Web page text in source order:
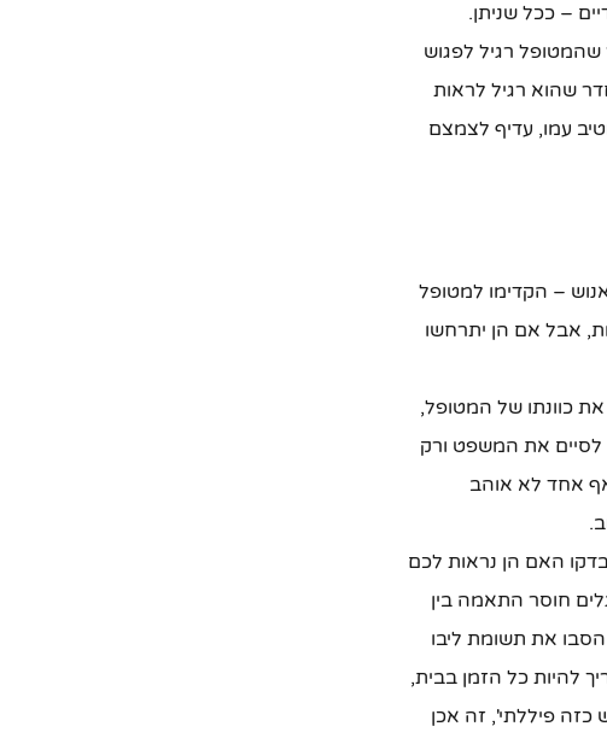
– ככל שניתן.
רגיל לפגוש
שהוא רגיל לראות
עמו, עדיף לצמצם
– הקדימו למטופל
אבל אם הן יתרחשו
כוונתו של המטופל,
את המשפט ורק
אחד לא אוהב
האם הן נראות לכם
חוסר התאמה בין
את תשומת ליבו
להיות כל הזמן בבית,
כזה פיללתי', זה אכן